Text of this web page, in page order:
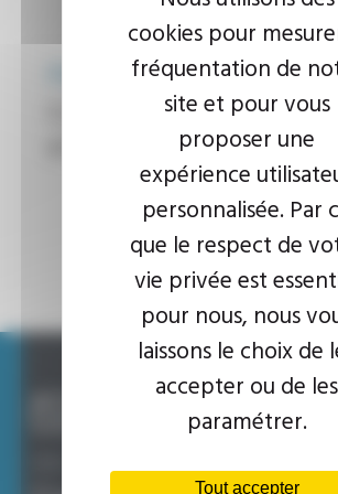
Flexible polyamide
CLIMFLEX® PZT
cookies pour
fréquentation de
site et pour vous
proposer une
expérience
personnalisée. Par
que le respect de
vie privée est
pour nous, nous
laissons le choix de
accepter ou de les
paramétrer.
Tout accepter